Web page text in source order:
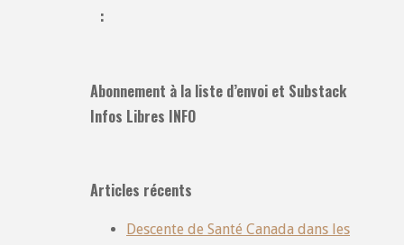
:
Abonnement à la liste d’envoi et Substack
Infos Libres INFO
Articles récents
Descente de Santé Canada dans les